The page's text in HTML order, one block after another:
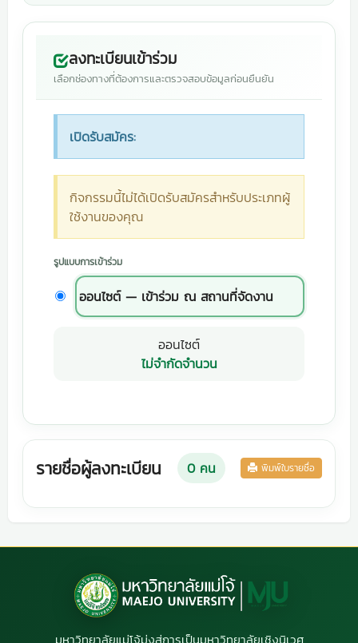
ลงทะเบียนเข้าร่วม
เลือกช่องทางที่ต้องการและตรวจสอบข้อมูลก่อนยืนยัน
เปิดรับสมัคร:
กิจกรรมนี้ไม่ได้เปิดรับสมัครสำหรับประเภทผู้
ใช้งานของคุณ
รูปแบบการเข้าร่วม
ออนไซต์ — เข้าร่วม ณ สถานที่จัดงาน
ออนไซต์
ไม่จำกัดจำนวน
รายชื่อผู้ลงทะเบียน 0คน พิมพ์ใบรายชื่อ